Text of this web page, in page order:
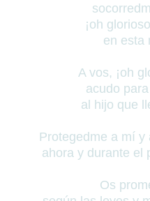
¡oh
en esta
A vos, ¡oh
acudo
al hijo que
Protegedme a mí y
ahora y durante el
Os